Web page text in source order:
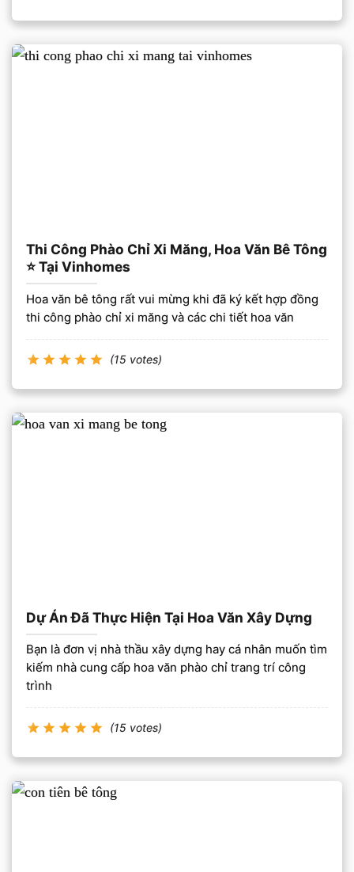
Thi Công Phào Chỉ Xi Măng, Hoa Văn Bê Tông
⭐️ Tại Vinhomes
Hoa văn bê tông rất vui mừng khi đã ký kết hợp đồng
thi công phào chỉ xi măng và các chi tiết hoa văn
(15 votes)
Dự Án Đã Thực Hiện Tại Hoa Văn Xây Dựng
Bạn là đơn vị nhà thầu xây dựng hay cá nhân muốn tìm
kiếm nhà cung cấp hoa văn phào chỉ trang trí công
trình
(15 votes)